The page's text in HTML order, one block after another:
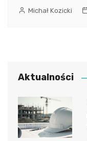
Michał Kozicki
Aktualności